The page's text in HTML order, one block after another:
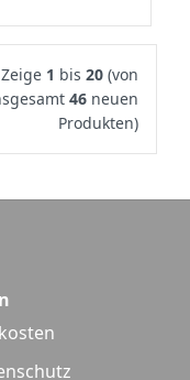
Zeige 1 bis 20 (von
46 neuen
Produkten)